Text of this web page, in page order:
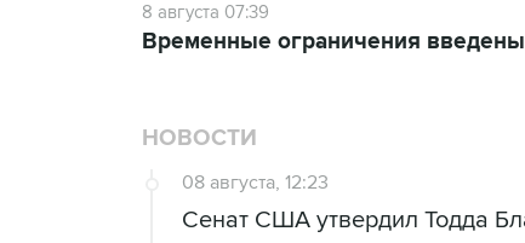
8 августа 07:39
Временные ограничения
НОВОСТИ
08 августа, 12:23
Сенат США утвердил Тодда